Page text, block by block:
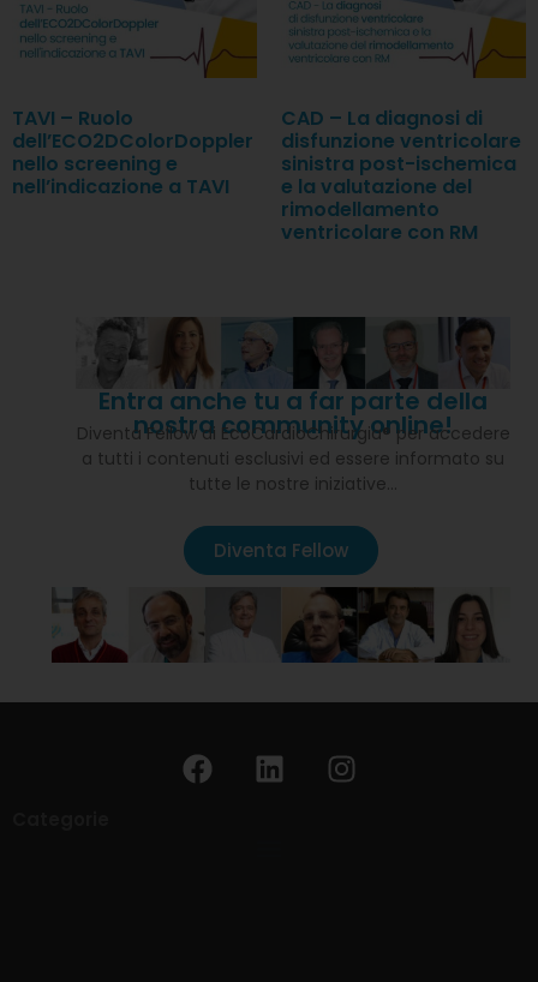
TAVI – Ruolo
dell’ECO2DColorDoppler
nello screening e
nell’indicazione a TAVI
CAD – La diagnosi di
disfunzione ventricolare
sinistra post-ischemica
e la valutazione del
rimodellamento
ventricolare con RM
Entra anche tu a far parte della
nostra community online!
Diventa Fellow di EcoCardioChirurgia® per accedere
a tutti i contenuti esclusivi ed essere informato su
tutte le nostre iniziative…
Diventa Fellow